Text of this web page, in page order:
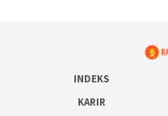
INDEKS
KARIR